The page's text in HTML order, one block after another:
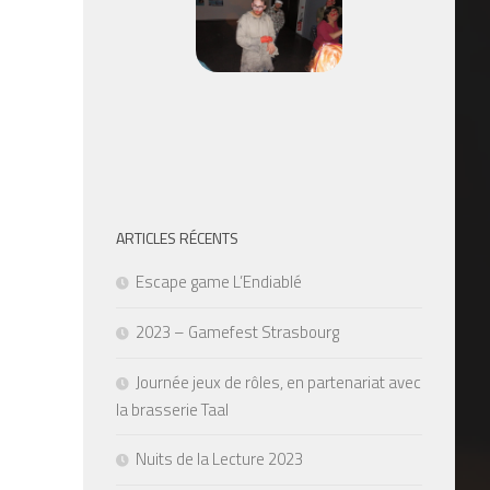
ARTICLES RÉCENTS
Escape game L’Endiablé
2023 – Gamefest Strasbourg
Journée jeux de rôles, en partenariat avec
la brasserie Taal
Nuits de la Lecture 2023